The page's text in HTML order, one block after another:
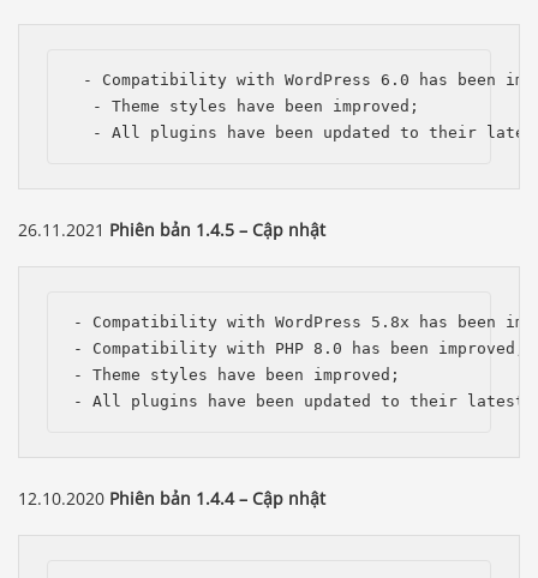
- Compatibility with WordPress 6.0 has been
  - Theme styles have been improved;
- All plugins have been updated to their
26.11.2021 Phiên bản 1.4.5 – Cập nhật
- Compatibility with WordPress 5.8x has been
- Compatibility with PHP 8.0 has been improved;
- Theme styles have been improved;
- All plugins have been updated to their latest
12.10.2020 Phiên bản 1.4.4 – Cập nhật